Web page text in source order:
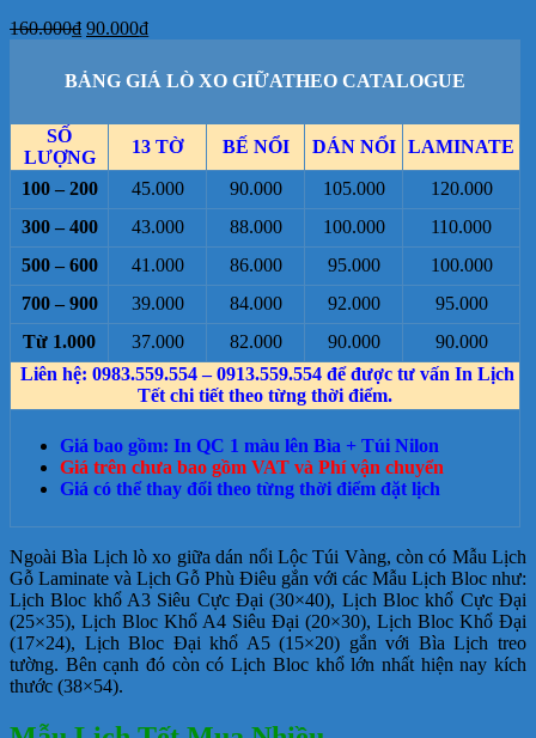
160.000₫ Giá
là:
160.000₫.
90.000₫Giá
tại
là:
BẢNG GIÁ LÒ XO GIỮATHEO CATALOGUE
SỐ
LƯỢNG
13 TỜ BẾ NỔI DÁN NỔI LAMINATE
100 – 200 45.000 90.000 105.000
120.000
300 – 400
43.000 88.000 100.000
110.000
500 – 600
41.000 86.000 95.000
100.000
700 – 900
39.000 84.000 92.000
95.000
Từ 1.000
37.000 82.000 90.000
90.000
Liên hệ: 0983.559.554 – 0913.559.554 để được tư vấn In Lịch
Tết chi tiết theo từng thời điểm.
Giá bao gồm: In QC 1 màu lên Bìa + Túi Nilon
Giá trên chưa bao gồm VAT và Phí vận chuyển
Giá có thể thay đổi theo từng thời điểm đặt lịch
Ngoài Bìa Lịch lò xo giữa dán nổi Lộc Túi Vàng, còn có Mẫu Lịch
Gỗ Laminate và Lịch Gỗ Phù Điêu gắn với các Mẫu Lịch Bloc như:
Lịch Bloc khổ A3 Siêu Cực Đại (30×40), Lịch Bloc khổ Cực Đại
(25×35), Lịch Bloc Khổ A4 Siêu Đại (20×30), Lịch Bloc Khổ Đại
(17×24), Lịch Bloc Đại khổ A5 (15×20) gắn với Bìa Lịch treo
tường. Bên cạnh đó còn có Lịch Bloc khổ lớn nhất hiện nay kích
thước (38×54).